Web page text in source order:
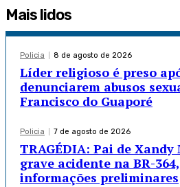
Mais lidos
Policia 8 de agosto de 2026
Líder religioso é preso
denunciarem abusos
Francisco do Guaporé
Policia 7 de agosto de 2026
TRAGÉDIA: Pai de
grave acidente na BR-
informações preliminares